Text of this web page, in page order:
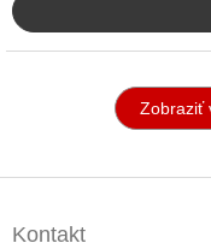
Zobraziť
Kontakt